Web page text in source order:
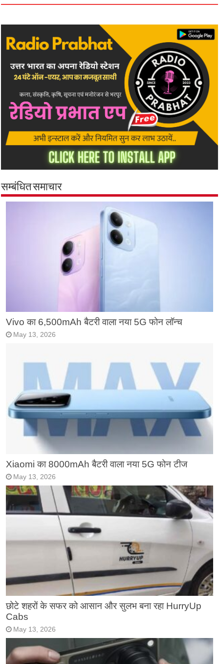
सम्बंधित समाचार
Vivo का 6,500mAh बैटरी वाला नया 5G फोन लॉन्च
May 13, 2026
Xiaomi का 8000mAh बैटरी वाला नया 5G फोन टीज
May 13, 2026
छोटे शहरों के सफर को आसान और सुलभ बना रहा HurryUp
Cabs
May 13, 2026